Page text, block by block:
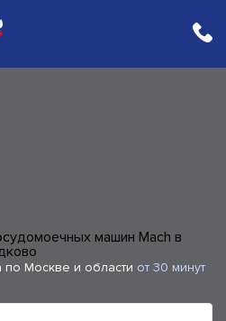
машин Mach в
по Москве и области от 30 минут